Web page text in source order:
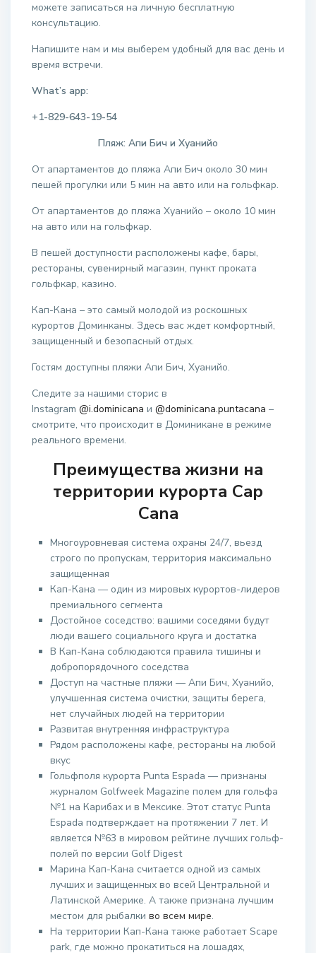
можете записаться на личную бесплатную
консультацию.
Напишите нам и мы выберем удобный для вас день и
время встречи.
What’s app:
+1-829-643-19-54
Пляж: Апи Бич и Хуанийо
От апартаментов до пляжа Апи Бич около 30 мин
пешей прогулки или 5 мин на авто или на гольфкар.
От апартаментов до пляжа Хуанийо – около 10 мин
на авто или на гольфкар.
В пешей доступности расположены кафе, бары,
рестораны, сувенирный магазин, пункт проката
гольфкар, казино.
Кап-Кана – это самый молодой из роскошных
курортов Доминканы. Здесь вас ждет комфортный,
защищенный и безопасный отдых.
Гостям доступны пляжи Апи Бич, Хуанийо.
Следите за нашими сторис в
Instagram @i.dominicana и @dominicana.puntacana –
смотрите, что происходит в Доминикане в режиме
реального времени.
Преимущества жизни на
территории курорта Cap
Cana
Многоуровневая система охраны 24/7, вьезд
строго по пропускам, территория максимально
защищенная
Кап-Кана — один из мировых курортов-лидеров
премиального сегмента
Достойное соседство: вашими соседями будут
люди вашего социального круга и достатка
В Кап-Кана соблюдаются правила тишины и
добропорядочного соседства
Доступ на частные пляжи — Апи Бич, Хуанийо,
улучшенная система очистки, защиты берега,
нет случайных людей на территории
Развитая внутренняя инфраструктура
Рядом расположены кафе, рестораны на любой
вкус
Гольфполя курорта Punta Espada — признаны
журналом Golfweek Magazine полем для гольфа
№1 на Карибах и в Мексике. Этот статус Punta
Espada подтверждает на протяжении 7 лет. И
является №63 в мировом рейтине лучших гольф-
полей по версии Golf Digest
Марина Кап-Кана считается одной из самых
лучших и защищенных во всей Центральной и
Латинской Америке. А также признана лучшим
местом для рыбалки во всем мире.
На территории Кап-Кана также работает Scape
park, где можно прокатиться на лошадях,